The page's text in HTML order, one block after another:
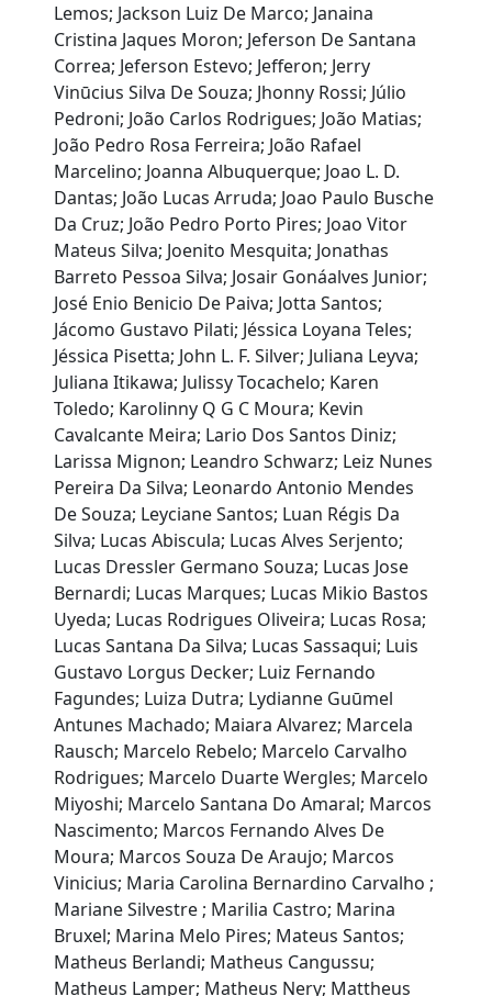
Lemos; Jackson Luiz De Marco; Janaina
Cristina Jaques Moron; Jeferson De Santana
Correa; Jeferson Estevo; Jefferon; Jerry
Vinūcius Silva De Souza; Jhonny Rossi; Júlio
Pedroni; João Carlos Rodrigues; João Matias;
João Pedro Rosa Ferreira; João Rafael
Marcelino; Joanna Albuquerque; Joao L. D.
Dantas; João Lucas Arruda; Joao Paulo Busche
Da Cruz; João Pedro Porto Pires; Joao Vitor
Mateus Silva; Joenito Mesquita; Jonathas
Barreto Pessoa Silva; Josair Gonáalves Junior;
José Enio Benicio De Paiva; Jotta Santos;
Jácomo Gustavo Pilati; Jéssica Loyana Teles;
Jéssica Pisetta; John L. F. Silver; Juliana Leyva;
Juliana Itikawa; Julissy Tocachelo; Karen
Toledo; Karolinny Q G C Moura; Kevin
Cavalcante Meira; Lario Dos Santos Diniz;
Larissa Mignon; Leandro Schwarz; Leiz Nunes
Pereira Da Silva; Leonardo Antonio Mendes
De Souza; Leyciane Santos; Luan Régis Da
Silva; Lucas Abiscula; Lucas Alves Serjento;
Lucas Dressler Germano Souza; Lucas Jose
Bernardi; Lucas Marques; Lucas Mikio Bastos
Uyeda; Lucas Rodrigues Oliveira; Lucas Rosa;
Lucas Santana Da Silva; Lucas Sassaqui; Luis
Gustavo Lorgus Decker; Luiz Fernando
Fagundes; Luiza Dutra; Lydianne Guūmel
Antunes Machado; Maiara Alvarez; Marcela
Rausch; Marcelo Rebelo; Marcelo Carvalho
Rodrigues; Marcelo Duarte Wergles; Marcelo
Miyoshi; Marcelo Santana Do Amaral; Marcos
Nascimento; Marcos Fernando Alves De
Moura; Marcos Souza De Araujo; Marcos
Vinicius; Maria Carolina Bernardino Carvalho ;
Mariane Silvestre ; Marilia Castro; Marina
Bruxel; Marina Melo Pires; Mateus Santos;
Matheus Berlandi; Matheus Cangussu;
Matheus Lamper; Matheus Nery; Mattheus